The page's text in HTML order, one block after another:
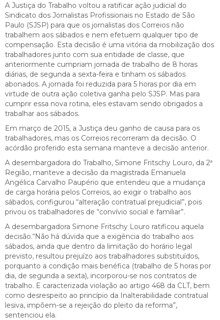
A Justiça do Trabalho voltou a ratificar ação judicial do
Sindicato dos Jornalistas Profissionais no Estado de São
Paulo (SJSP) para que os jornalistas dos Correios não
trabalhem aos sábados e nem efetuem qualquer tipo de
compensação. Esta decisão é uma vitória da mobilização dos
trabalhadores junto com sua entidade de classe, que
anteriormente cumpriam jornada de trabalho de 8 horas
diárias, de segunda a sexta-feira e tinham os sábados
abonados. A jornada foi reduzida para 5 horas por dia em
virtude de outra ação coletiva ganha pelo SJSP. Mas para
cumprir essa nova rotina, eles estavam sendo obrigados a
trabalhar aos sábados.
Em março de 2015, a Justiça deu ganho de causa para os
trabalhadores, mas os Correios recorreram da decisão. O
acórdão proferido esta semana manteve a decisão anterior.
A desembargadora do Trabalho, Simone Fritschy Louro, da 2ª
Região, manteve a decisão da magistrada Emanuela
Angélica Carvalho Paupério que entendeu que a mudança
de carga horária pelos Correios, ao exigir o trabalho aos
sábados, configurou “alteração contratual prejudicial”, pois
privou os trabalhadores de “convívio social e familiar”.
A desembargadora Simone Fritschy Louro ratificou aquela
decisão.“Não há dúvida que a exigência do trabalho aos
sábados, ainda que dentro da limitação do horário legal
previsto, resultou prejuízo aos trabalhadores substituídos,
porquanto a condição mais benéfica (trabalho de 5 horas por
dia, de segunda a sexta), incorporou-se nos contratos de
trabalho. E caracterizada violação ao artigo 468 da CLT, bem
como desrespeito ao princípio da Inalterabilidade contratual
lesiva, impõem-se a rejeição do pleito da reforma”,
sentenciou ela.